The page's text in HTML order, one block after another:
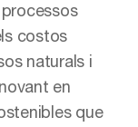
costos
naturals i
en
que